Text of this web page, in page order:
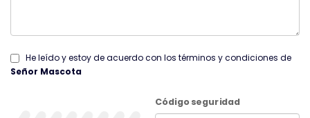
He leído y estoy de acuerdo con los términos y condiciones de
Señor Mascota
Código seguridad